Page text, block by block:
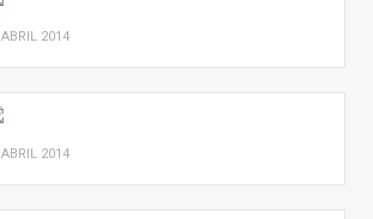
ABRIL 2014
ABRIL 2014